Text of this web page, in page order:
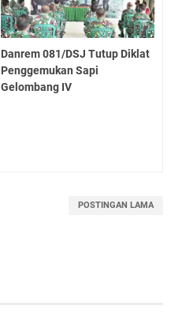
Danrem 081/DSJ Tutup Diklat
Penggemukan Sapi
Gelombang IV
POSTINGAN LAMA